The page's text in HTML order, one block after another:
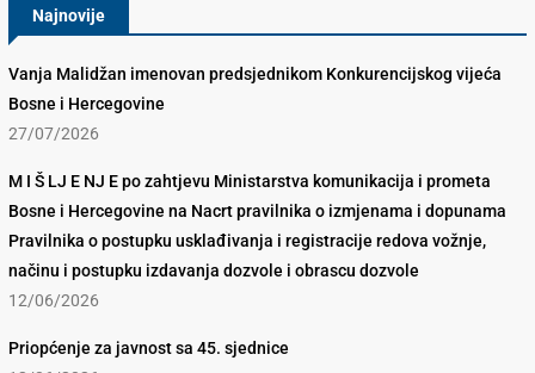
Najnovije
Vanja Malidžan imenovan predsjednikom Konkurencijskog vijeća
Bosne i Hercegovine
27/07/2026
M I Š LJ E NJ E po zahtjevu Ministarstva komunikacija i prometa
Bosne i Hercegovine na Nacrt pravilnika o izmjenama i dopunama
Pravilnika o postupku usklađivanja i registracije redova vožnje,
načinu i postupku izdavanja dozvole i obrascu dozvole
12/06/2026
Priopćenje za javnost sa 45. sjednice